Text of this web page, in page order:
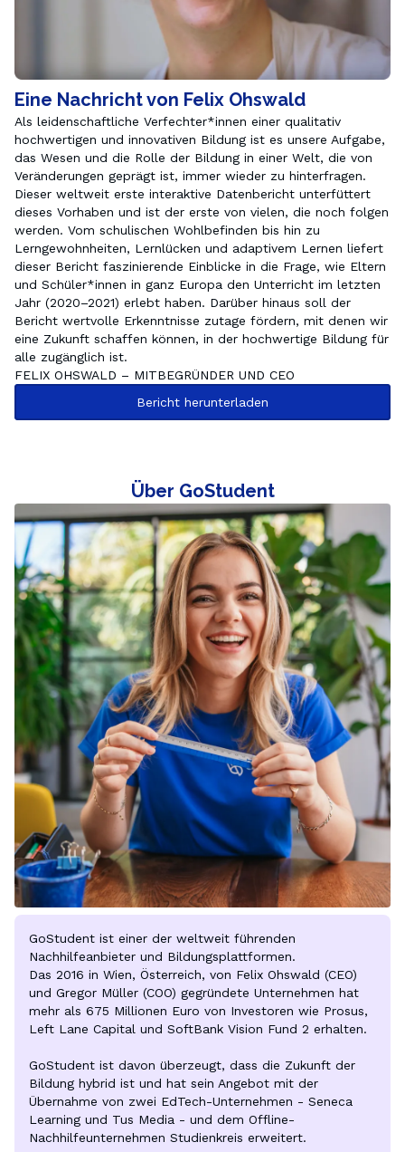
Eine Nachricht von Felix Ohswald
Als leidenschaftliche Verfechter*innen einer qualitativ
hochwertigen und innovativen Bildung ist es unsere Aufgabe,
das Wesen und die Rolle der Bildung in einer Welt, die von
Veränderungen geprägt ist, immer wieder zu hinterfragen.
Dieser weltweit erste interaktive Datenbericht unterfüttert
dieses Vorhaben und ist der erste von vielen, die noch folgen
werden. Vom schulischen Wohlbefinden bis hin zu
Lerngewohnheiten, Lernlücken und adaptivem Lernen liefert
dieser Bericht faszinierende Einblicke in die Frage, wie Eltern
und Schüler*innen in ganz Europa den Unterricht im letzten
Jahr (2020–2021) erlebt haben. Darüber hinaus soll der
Bericht wertvolle Erkenntnisse zutage fördern, mit denen wir
eine Zukunft schaffen können, in der hochwertige Bildung für
alle zugänglich ist.
FELIX OHSWALD – MITBEGRÜNDER UND CEO
Bericht herunterladen
Über GoStudent
GoStudent ist einer der weltweit führenden
Nachhilfeanbieter und Bildungsplattformen.
Das 2016 in Wien, Österreich, von Felix Ohswald (CEO)
und Gregor Müller (COO) gegründete Unternehmen hat
mehr als 675 Millionen Euro von Investoren wie Prosus,
Left Lane Capital und SoftBank Vision Fund 2 erhalten.
GoStudent ist davon überzeugt, dass die Zukunft der
Bildung hybrid ist und hat sein Angebot mit der
Übernahme von zwei EdTech-Unternehmen - Seneca
Learning und Tus Media - und dem Offline-
Nachhilfeunternehmen Studienkreis erweitert.